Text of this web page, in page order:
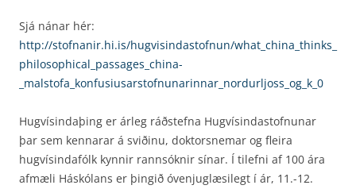
Sjá nánar hér:
http://stofnanir.hi.is/hugvisindastofnun/what_china_thinks_
philosophical_passages_china­
_malstofa_konfusiusarstofnunarinnar_nordurljoss_og_k_0
Hugvísindaþing er árleg ráðstefna Hugvísindastofnunar
þar sem kennarar á sviðinu, doktors­nemar og fleira
hugvísindafólk kynnir rannsóknir sínar. Í tilefni af 100 ára
afmæli Háskólans er þingið óvenjuglæsilegt í ár, 11.-12.